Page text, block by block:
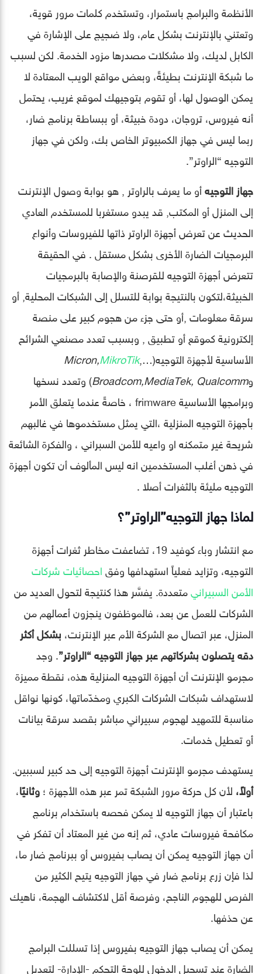
الأنظمة والبرامج باستمرار، وتستخدم كلمات مرور قوية،
وتعتني بالإنترنت بشكل عام، ولا ضجيج على الإشارة في
الكابل لديك، ولا مشكلات مصدرها مزود الخدمة. لكن لسبب
ما شبكة الإنترنت بطيئةً، وبعض مواقع الويب المعتادة لا
يمكن الوصول لها، أو تقوم بتوجيهك لموقع غريب، يحتمل
أنه فيروس، تروجان، دودة خبيثة، أو ببساطة برنامج ضار،
ربما ليس في جهاز الكمبيوتر الخاص بك، ولكن في جهاز
التوجيه “الراوتر”.
جهاز التوجيهأو ما يعرف بالراوتر , هو بوابة وصول الإنترنت
إلى المنزل أو المكتب, قد يبدو مستغربا للمستخدم العادي
الحديث عن تعرض أجهزة الراوتر ذاتها للفيروسات وأنواع
البرمجيات الضارة الأخرى بشكل مستقل . في الحقيقة
تتعرض أجهزة التوجيه للقرصنة والإصابة بالبرمجيات
الخبيثة،لتكون بالنتيجة بوابة للتسلل إلى الشبكات المحلية, أو
سرقة معلومات ,أو حتى جزء من هجوم كبير على منصة
إلكترونية كموقع أو تطبيق , وبسبب تعدد مصنعي الشرائح
الأساسية لأجهزة التوجيه(…,
Micron,MikroTik
وBroadcom,MediaTek, Qualcomm) وتعدد نسخها
وبرامجها الأساسية frimware ، خاصةً عندما يتعلق الأمر
بأجهزة التوجيه المنزلية ،التي يمثل مستخدموها في غالبهم
شريحة غير متمكنه او واعيه للأمن السبراني ، والفكرة الشائعة
في ذهن أغلب المستخدمين انه ليس المألوف أن تكون أجهزة
التوجيه مليئة بالثغرات أصلا .
لماذا جهاز التوجيه”الراوتر”؟
مع انتشار وباء كوفيد 19، تضاعفت مخاطر ثغرات أجهزة
التوجيه، وتزايد فعلياً استهدافها وفقاحصائيات شركات
الأمن السبيرانيمتعددة. يفسَّر هذا كنتيجة لتحول العديد من
الشركات للعمل عن بعد، فالموظفون ينجزون أعمالهم من
المنزل، عبر اتصال مع الشركة الأم عبر الإنترنت، بشكل أكثر
دقه يتصلون بشركاتهم عبر جهاز التوجيه “الراوتر”. وجد
مجرمو الإنترنت أن أجهزة التوجيه المنزلية هذه، نقطة مميزة
لاستهداف شبكات الشركات الكبري ومخدّماتها، كونها نواقل
مناسبة للتمهيد لهجوم سبيراني مباشر بقصد سرقة بيانات
أو تعطيل خدمات.
يستهدف مجرمو الإنترنت أجهزة التوجيه إلى حد كبير لسببين.
أولاً، لأن كل حركة مرور الشبكة تمر عبر هذه الأجهزة ؛وثانيًا،
باعتبار أن جهاز التوجيه لا يمكن فحصه باستخدام برنامج
مكافحة فيروسات عادي، ثم إنه من غير المعتاد أن تفكر في
أن جهاز التوجيه يمكن أن يصاب بفيروس أو ببرنامج ضار ما،
لذا فإن زرع برنامج ضار في جهاز التوجيه يتيح الكثير من
الفرص للهجوم الناجح، وفرصة أقل لاكتشاف الهجمة، ناهيك
عن حذفها.
يمكن أن يصاب جهاز التوجيه بفيروس إذا تسللت البرامج
الضارة عند تسجيل الدخول للوحة التحكم -الإدارة- لتعديل